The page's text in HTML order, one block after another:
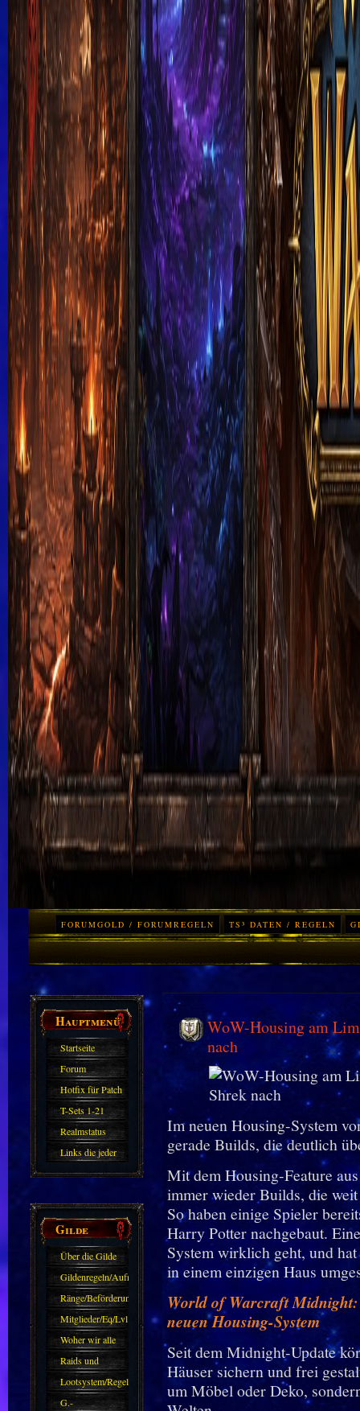
FORUMGOLD / FORUMREGELN TS³ DATEN / REGELN
Hauptmenü
Startseite
Forum
Hotfix für Patch
11.X
T-Sets 1-21
Realmstatus
Links die jeder
kennen sollte?!
Gilde
Über die Gilde
(DAW)
Gildenregeln/Aufnahme
Ränge/Beförderungen
Mitglieder/Eq/Lvl
Woher wir alle
kommen.
Raids und
Zubehör
Lootsystem/Regeln
G.-
WoW-Housing am
nach
Im neuen Housing-System
gerade Builds, die deutlich
Mit dem Housing-Feature
immer wieder Builds, die
So haben einige Spieler
Harry Potter nachgebaut.
System wirklich geht, und
in einem einzigen Haus
World of Warcraft Midnight:
neuen Housing-System
Seit dem Midnight-Update
Häuser sichern und frei
um Möbel oder Deko,